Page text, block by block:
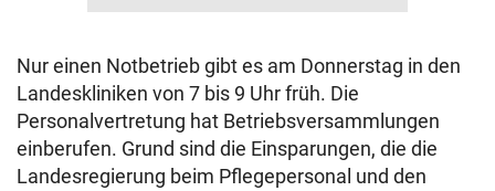
Nur einen Notbetrieb gibt es am Donnerstag in den
Landeskliniken von 7 bis 9 Uhr früh. Die
Personalvertretung hat Betriebsversammlungen
einberufen. Grund sind die Einsparungen, die die
Landesregierung beim Pflegepersonal und den